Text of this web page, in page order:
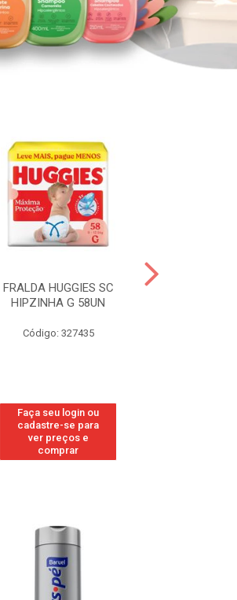
FRALDA HUGGIES SC
HIPZINHA G 58UN
Código: 327435
Faça seu login ou
cadastre-se para
ver preços e
comprar